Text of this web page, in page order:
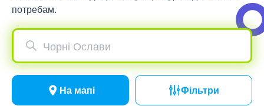
потребам.
Чорні Ослави
На мапі Фільтри